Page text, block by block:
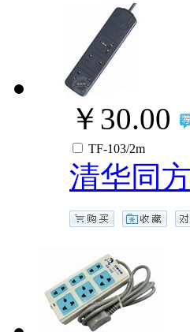
￥30.00
TF-103/2m
清华同